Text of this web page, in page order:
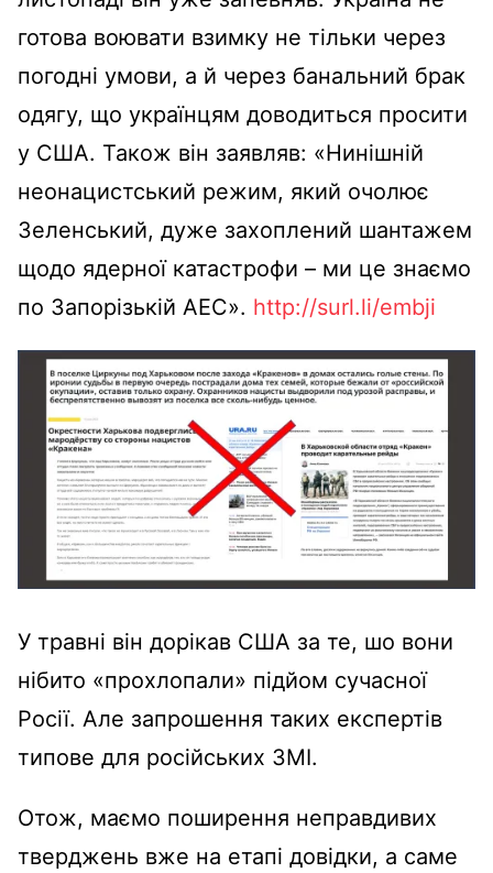
готова воювати взимку не тільки через
погодні умови, а й через банальний брак
одягу, що українцям доводиться просити
у США. Також він заявляв: «Нинішній
неонацистський режим, який очолює
Зеленський, дуже захоплений шантажем
щодо ядерної катастрофи – ми це знаємо
по Запорізькій АЕС». http://surl.li/embji
У травні він дорікав США за те, шо вони
нібито «прохлопали» підйом сучасної
Росії. Але запрошення таких експертів
типове для російських ЗМІ.
Отож, маємо поширення неправдивих
тверджень вже на етапі довідки, а саме